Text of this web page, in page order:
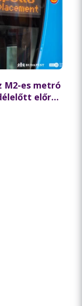
M2-es metró
előre